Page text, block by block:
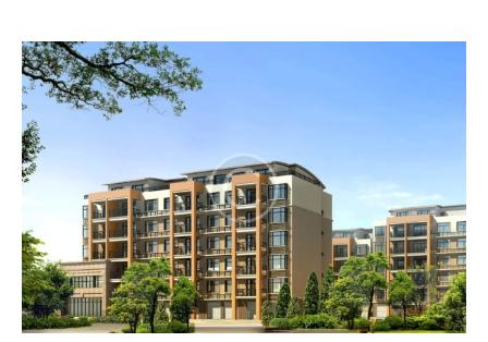
Air Conditioning (9)
Barbeque (11)
Dryer (9)
Laundry (7)
Lawn (5)
Microwave (8)
Outdoor shower (8)
Refrigerator (4)
Sauna (7)